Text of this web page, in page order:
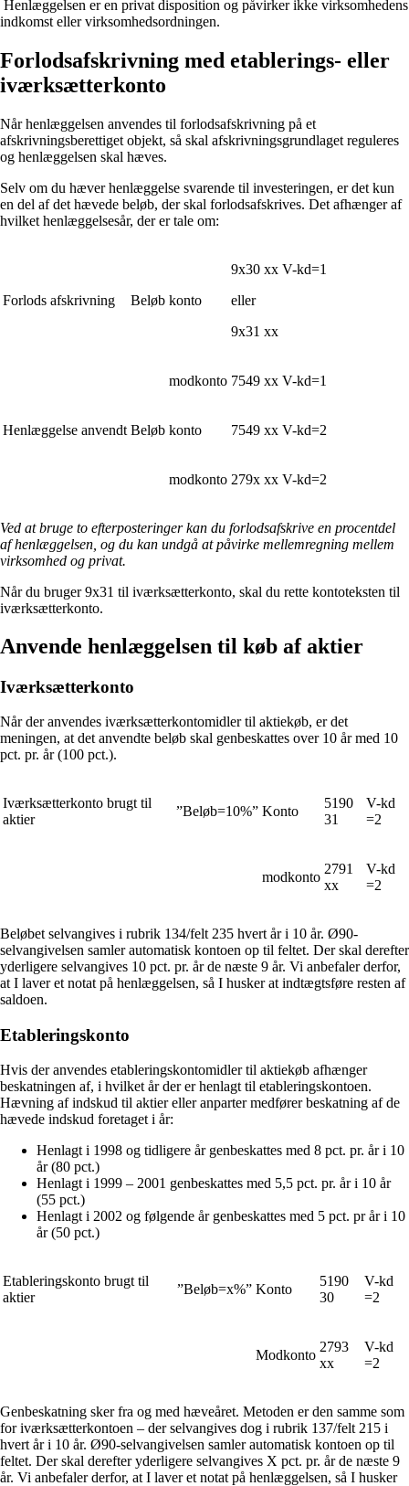
Henlæggelsen er en privat disposition og påvirker ikke virksomhedens
indkomst eller virksomhedsordningen.
Forlodsafskrivning med etablerings- eller
iværksætterkonto
Når henlæggelsen anvendes til forlodsafskrivning på et
afskrivningsberettiget objekt, så skal afskrivningsgrundlaget reguleres
og henlæggelsen skal hæves.
Selv om du hæver henlæggelse svarende til investeringen, er det kun
en del af det hævede beløb, der skal forlodsafskrives. Det afhænger af
hvilket henlæggelsesår, der er tale om:
Forlods afskrivning Beløb konto
9x30 xx
eller
9x31 xx
V-kd=1
modkonto 7549 xx V-kd=1
Henlæggelse anvendt Beløb konto 7549 xx V-kd=2
modkonto 279x xx V-kd=2
Ved at bruge to efterposteringer kan du forlodsafskrive en procentdel
af henlæggelsen, og du kan undgå at påvirke mellemregning mellem
virksomhed og privat.
Når du bruger 9x31 til iværksætterkonto, skal du rette kontoteksten til
iværksætterkonto.
Anvende henlæggelsen til køb af aktier
Iværksætterkonto
Når der anvendes iværksætterkontomidler til aktiekøb, er det
meningen, at det anvendte beløb skal genbeskattes over 10 år med 10
pct. pr. år (100 pct.).
Iværksætterkonto brugt til
aktier
”Beløb=10%” Konto
5190
31
V-kd
=2
modkonto
2791
xx
V-kd
=2
Beløbet selvangives i rubrik 134/felt 235 hvert år i 10 år. Ø90-
selvangivelsen samler automatisk kontoen op til feltet. Der skal derefter
yderligere selvangives 10 pct. pr. år de næste 9 år. Vi anbefaler derfor,
at I laver et notat på henlæggelsen, så I husker at indtægtsføre resten af
saldoen.
Etableringskonto
Hvis der anvendes etableringskontomidler til aktiekøb afhænger
beskatningen af, i hvilket år der er henlagt til etableringskontoen.
Hævning af indskud til aktier eller anparter medfører beskatning af de
hævede indskud foretaget i år:
Henlagt i 1998 og tidligere år genbeskattes med 8 pct. pr. år i 10
år (80 pct.)
Henlagt i 1999 – 2001 genbeskattes med 5,5 pct. pr. år i 10 år
(55 pct.)
Henlagt i 2002 og følgende år genbeskattes med 5 pct. pr år i 10
år (50 pct.)
Etableringskonto brugt til
aktier
”Beløb=x%” Konto
5190
30
V-kd
=2
Modkonto
2793
xx
V-kd
=2
Genbeskatning sker fra og med hæveåret. Metoden er den samme som
for iværksætterkontoen – der selvangives dog i rubrik 137/felt 215 i
hvert år i 10 år. Ø90-selvangivelsen samler automatisk kontoen op til
feltet. Der skal derefter yderligere selvangives X pct. pr. år de næste 9
år. Vi anbefaler derfor, at I laver et notat på henlæggelsen, så I husker